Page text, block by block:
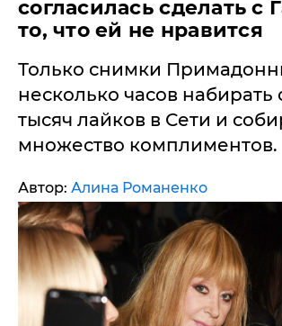
согласилась сделать с
то, что ей не нравится
Только снимки
несколько часов набирать
тысяч лайков в Сети и
множество комплиментов.
Автор: Алина Романенко